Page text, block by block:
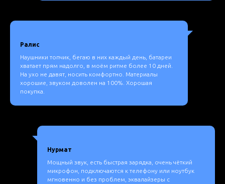
Ралис
Наушники топчик, бегаю в них каждый день, батареи
хватает прям надолго, в моём ритме более 10 дней.
На ухо не давят, носить комфортно. Материалы
хорошие, звуком доволен на 100%. Хорошая
покупка.
Нурмат
Мощный звук, есть быстрая зарядка, очень чёткий
микрофон, подключаются к телефону или ноутбук
мгновенно и без проблем, эквалайзеры с